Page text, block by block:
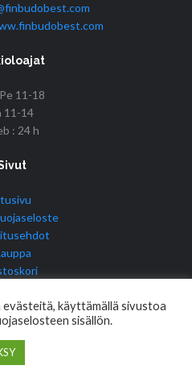
11-18
11-14
: 24 h
Best | Golden Tiger
käyttämällä sivustoa
sisällön.